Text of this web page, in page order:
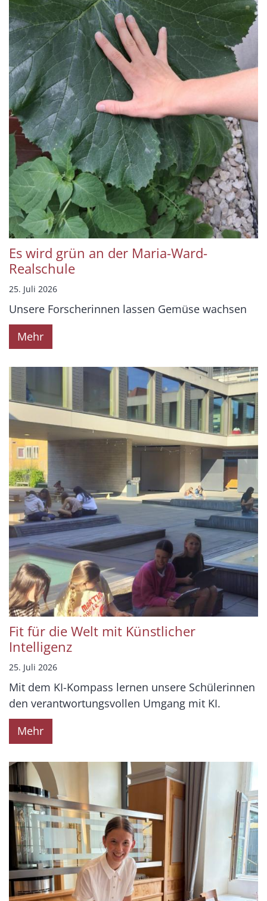
Es wird grün an der Maria-Ward-
Realschule
25. Juli 2026
Unsere Forscherinnen lassen Gemüse wachsen
Mehr
Fit für die Welt mit Künstlicher
Intelligenz
25. Juli 2026
Mit dem KI-Kompass lernen unsere Schülerinnen
den verantwortungsvollen Umgang mit KI.
Mehr